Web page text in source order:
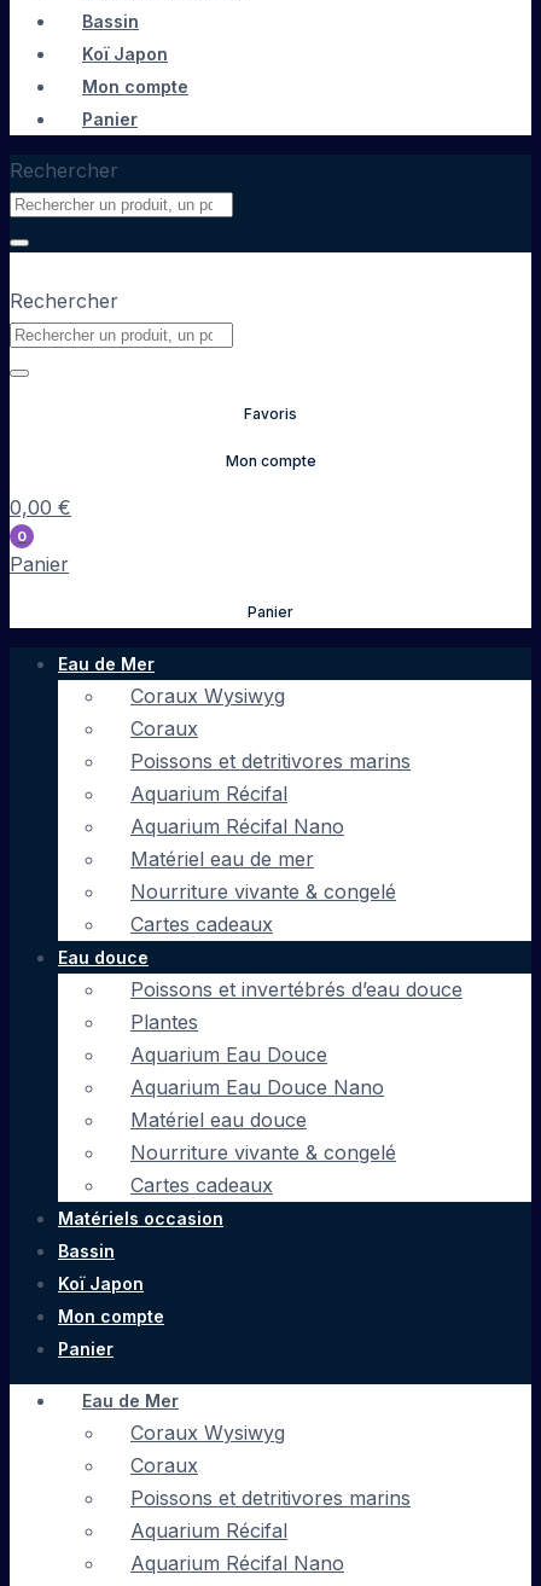
Bassin
Koï Japon
Mon compte
Panier
Rechercher
Rechercher
Favoris
Mon compte
0,00 €
0
Panier
Panier
Eau de Mer
Coraux Wysiwyg
Coraux
Poissons et detritivores marins
Aquarium Récifal
Aquarium Récifal Nano
Matériel eau de mer
Nourriture vivante & congelé
Cartes cadeaux
Eau douce
Poissons et invertébrés d’eau douce
Plantes
Aquarium Eau Douce
Aquarium Eau Douce Nano
Matériel eau douce
Nourriture vivante & congelé
Cartes cadeaux
Matériels occasion
Bassin
Koï Japon
Mon compte
Panier
Eau de Mer
Coraux Wysiwyg
Coraux
Poissons et detritivores marins
Aquarium Récifal
Aquarium Récifal Nano